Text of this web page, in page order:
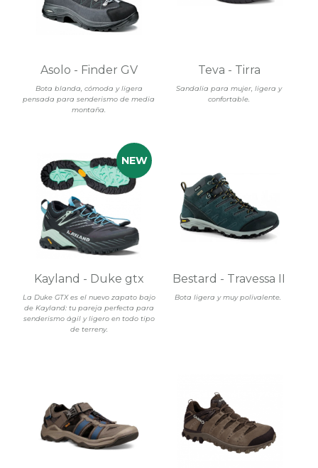
Bota blanda, cómoda y ligera
pensada para senderismo de media
montaña.
Asolo - Finder GV
Sandalia para mujer, ligera y
confortable.
Teva - Tirra
La Duke GTX es el nuevo zapato bajo
de Kayland: tu pareja perfecta para
senderismo ágil y ligero en todo tipo
de terreny.
Kayland - Duke gtx
Bota ligera y muy polivalente.
Bestard - Travessa II